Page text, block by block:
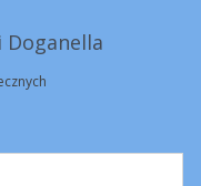
Doganella